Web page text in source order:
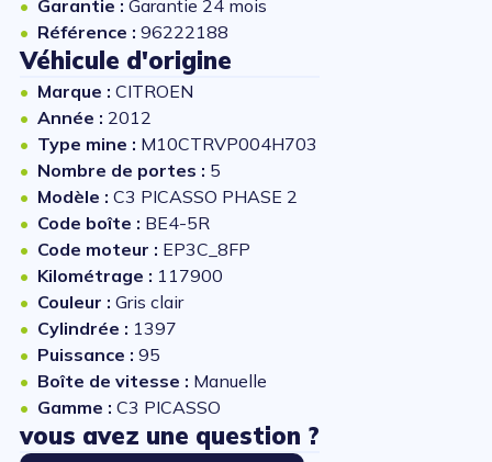
Garantie : Garantie 24 mois
Référence : 96222188
Véhicule d'origine
Marque : CITROEN
Année : 2012
Type mine : M10CTRVP004H703
Nombre de portes : 5
Modèle : C3 PICASSO PHASE 2
Code boîte : BE4-5R
Code moteur : EP3C_8FP
Kilométrage : 117900
Couleur : Gris clair
Cylindrée : 1397
Puissance : 95
Boîte de vitesse : Manuelle
Gamme : C3 PICASSO
vous avez une question ?